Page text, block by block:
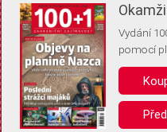
Pro základní fungování webu
(tzv. cookies apod.). Rádi
uložením volitelných informací:
Anonymní unikátní ID
Vydání
pomocí